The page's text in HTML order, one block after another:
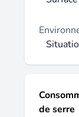
vente :
Renaud
mail :
de serre